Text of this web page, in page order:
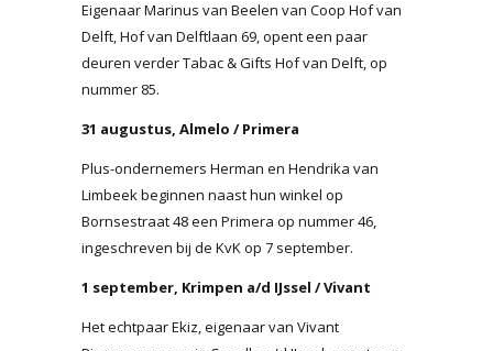
Eigenaar Marinus van Beelen van Coop Hof van
Delft, Hof van Delftlaan 69, opent een paar
deuren verder Tabac & Gifts Hof van Delft, op
nummer 85.
31 augustus, Almelo / Primera
Plus-ondernemers Herman en Hendrika van
Limbeek beginnen naast hun winkel op
Bornsestraat 48 een Primera op nummer 46,
ingeschreven bij de KvK op 7 september.
1 september, Krimpen a/d IJssel / Vivant
Het echtpaar Ekiz, eigenaar van Vivant